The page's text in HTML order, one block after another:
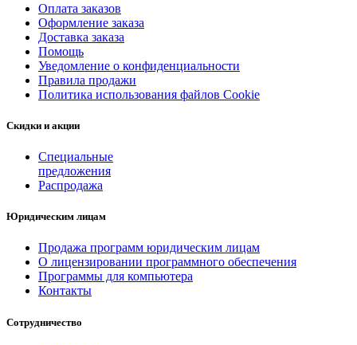
Оплата заказов
Оформление заказа
Доставка заказа
Помощь
Уведомление о конфиденциальности
Правила продажи
Политика использования файлов Cookie
Скидки и акции
Специальные
предложения
Распродажа
Юридическим лицам
Продажа программ юридическим лицам
О лицензировании программного обеспечения
Программы для компьютера
Контакты
Сотрудничество